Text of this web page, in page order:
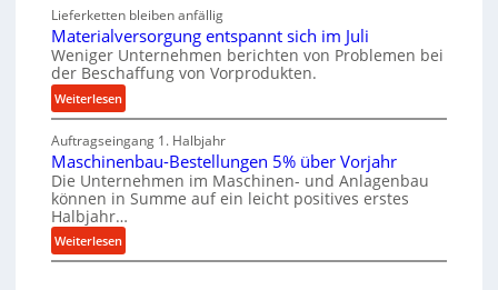
t
z
t
i
l
e
n
e
n
i
g
e
W
k
z
e
b
t
s
h
e
W
s
Lieferketten bleiben anfällig
Materialversorgung entspannt sich im Juli
Weniger Unternehmen berichten von Problemen bei
der Beschaffung von Vorprodukten.
Weiterlesen:
M
a
t
e
r
i
a
l
Auftragseingang 1. Halbjahr
Maschinenbau-Bestellungen 5% über Vorjahr
Die Unternehmen im Maschinen- und Anlagenbau
können in Summe auf ein leicht positives erstes
Halbjahr…
Weiterlesen:
M